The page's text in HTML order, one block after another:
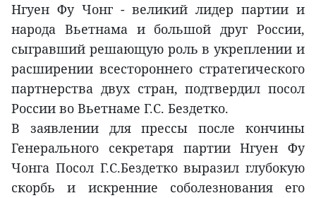
Нгуен Фу Чонг - великий лидер партии и
народа Вьетнама и большой друг России,
сыгравший решающую роль в укреплении и
расширении всестороннего стратегического
партнерства двух стран, подтвердил посол
России во Вьетнаме Г.С. Бездетко.
В заявлении для прессы после кончины
Генерального секретаря партии Нгуен Фу
Чонга Посол Г.С.Бездетко выразил глубокую
скорбь и искренние соболезнования его